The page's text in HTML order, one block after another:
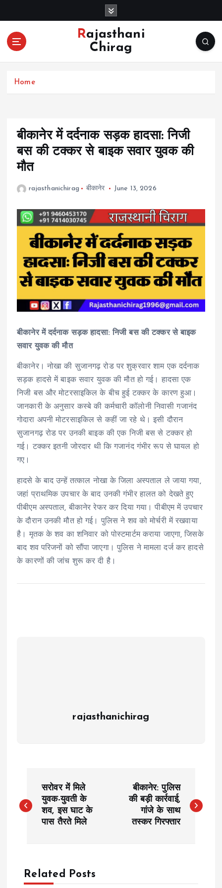
o
Rajasthani
Chirag
Home
बीकानेर में दर्दनाक सड़क हादसा: निजी
बस की टक्कर से बाइक सवार युवक की
मौत
rajasthanichirag बीकानेर June 13, 2026
बीकानेर में दर्दनाक सड़क हादसा: निजी बस की टक्कर से बाइक
सवार युवक की मौत
बीकानेर। नोखा की सुजानगढ़ रोड पर शुक्रवार शाम एक दर्दनाक
सड़क हादसे में बाइक सवार युवक की मौत हो गई। हादसा एक
निजी बस और मोटरसाइकिल के बीच हुई टक्कर के कारण हुआ।
जानकारी के अनुसार कस्बे की कर्मचारी कॉलोनी निवासी गजानंद
गोदारा अपनी मोटरसाइकिल से कहीं जा रहे थे। इसी दौरान
सुजानगढ़ रोड पर उनकी बाइक की एक निजी बस से टक्कर हो
गई। टक्कर इतनी जोरदार थी कि गजानंद गंभीर रूप से घायल हो
गए।
हादसे के बाद उन्हें तत्काल नोखा के जिला अस्पताल ले जाया गया,
जहां प्राथमिक उपचार के बाद उनकी गंभीर हालत को देखते हुए
पीबीएम अस्पताल, बीकानेर रेफर कर दिया गया। पीबीएम में उपचार
के दौरान उनकी मौत हो गई। पुलिस ने शव को मोर्चरी में रखवाया
है। मृतक के शव का शनिवार को पोस्टमार्टम कराया जाएगा, जिसके
बाद शव परिजनों को सौंपा जाएगा। पुलिस ने मामला दर्ज कर हादसे
के कारणों की जांच शुरू कर दी है।
rajasthanichirag
o
n
सरोवर में मिले
युवक-युवती के
शव, इस घाट के
पास तैरते मिले
बीकानेर: पुलिस
की बड़ी कार्रवाई,
गांजे के साथ
तस्कर गिरफ्तार
Related Posts